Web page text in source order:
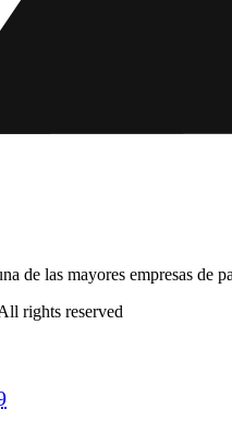
de las mayores empresas de
rights reserved